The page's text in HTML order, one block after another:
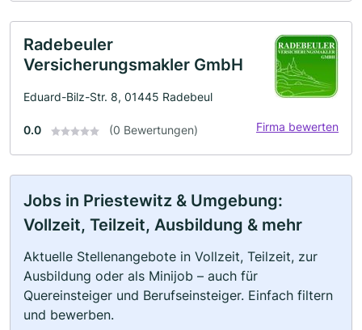
Radebeuler
Versicherungsmakler GmbH
Eduard-Bilz-Str. 8, 01445 Radebeul
0.0 (0 Bewertungen) Firma bewerten
Jobs in Priestewitz & Umgebung:
Vollzeit, Teilzeit, Ausbildung & mehr
Aktuelle Stellenangebote in Vollzeit, Teilzeit, zur
Ausbildung oder als Minijob – auch für
Quereinsteiger und Berufseinsteiger. Einfach filtern
und bewerben.